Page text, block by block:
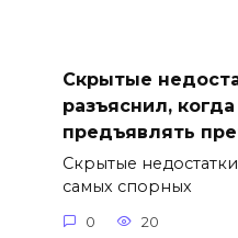
Скрытые
разъяснил,
предъявлять
Скрытые
самых спорных
0 20